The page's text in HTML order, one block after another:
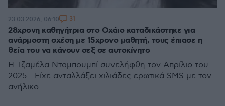
28χρονη καθηγήτρια στο Οχάιο καταδικάστηκε για
ανάρμοστη σχέση με 15χρονο μαθητή, τους έπιασε η
θεία του να κάνουν σεξ σε αυτοκίνητο
Η Τζαμέλα Νταμπουμπί συνελήφθη τον Απρίλιο του
2025 - Είχε ανταλλάξει χιλιάδες ερωτικά SMS με τον
ανήλικο
23.03.2026, 06:10 31